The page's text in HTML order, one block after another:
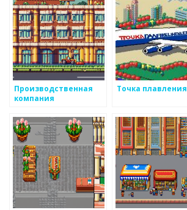
Производственная
компания
Точка плавления